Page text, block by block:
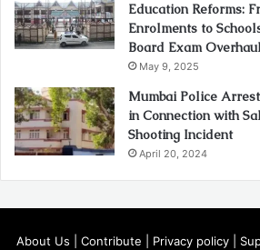
Education Reforms:
Enrolments to
Board Exam
May 9, 2025
Mumbai Police
in Connection with
Shooting Incident
April 20, 2024
About Us Contribute Privacy policy|